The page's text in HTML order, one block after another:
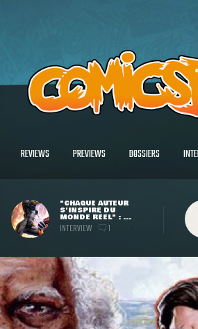
REVIEWS PREVIEWS DOSSIERS
"CHAQUE AUTEUR
S'INSPIRE DU
MONDE RÉEL" : ...
INTERVIEW 1